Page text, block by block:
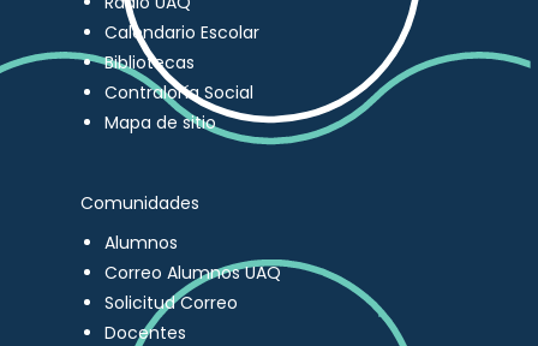
Calendario Escolar
Bibliotecas
Contraloría Social
Mapa de sitio
Comunidades
Alumnos
Correo Alumnos UAQ
Solicitud Correo
Docentes